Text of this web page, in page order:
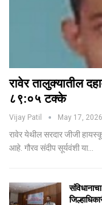
रावेर तालुक्यातील
८९:०५ टक्के
Vijay Patil May 17, 2026
रावेर येथील सरदार जीजी
आहे. गौरव संदीप सूर्यवंशी या…